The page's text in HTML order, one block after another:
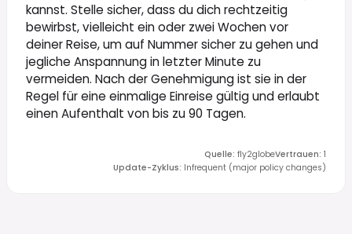
kannst. Stelle sicher, dass du dich rechtzeitig
bewirbst, vielleicht ein oder zwei Wochen vor
deiner Reise, um auf Nummer sicher zu gehen und
jegliche Anspannung in letzter Minute zu
vermeiden. Nach der Genehmigung ist sie in der
Regel für eine einmalige Einreise gültig und erlaubt
einen Aufenthalt von bis zu 90 Tagen.
Quelle: fly2globeVertrauen: 1
Update-Zyklus: Infrequent (major policy changes)